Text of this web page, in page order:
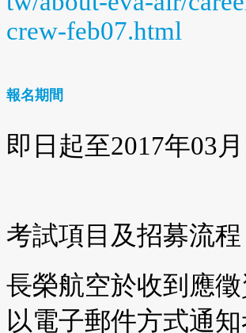
crew-feb07.html
報名期間
即日起至2017年03月
考試項目及招募流程
長榮航空於收到應
以電子郵件方式通